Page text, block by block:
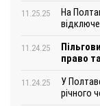
11.25.25
На
11.24.25
право
11.24.25
У
річного